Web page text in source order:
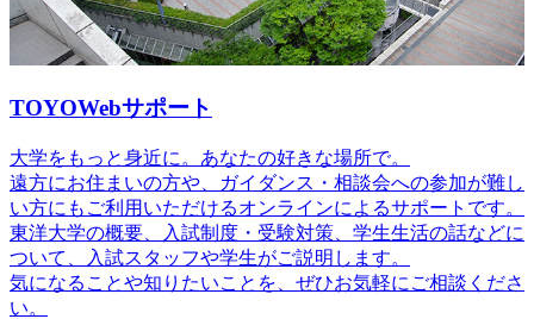
TOYOWebサポート
大学をもっと身近に。あなたの好きな場所で。
遠方にお住まいの方や、ガイダンス・相談会への参加が難し
い方にもご利用いただけるオンラインによるサポートです。
東洋大学の概要、入試制度・受験対策、学生生活の話などに
ついて、入試スタッフや学生がご説明します。
気になることや知りたいことを、ぜひお気軽にご相談くださ
い。